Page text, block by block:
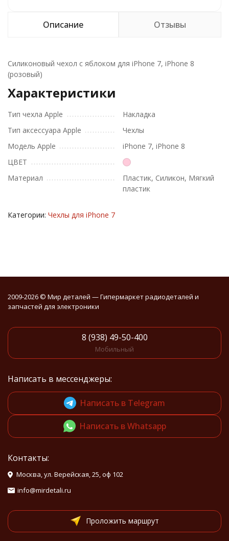
Описание Отзывы
Силиконовый чехол с яблоком для iPhone 7, iPhone 8
(розовый)
Характеристики
Тип чехла Apple
Накладка
Тип аксессуара Apple
Чехлы
Модель Apple
iPhone 7, iPhone 8
ЦВЕТ
Материал
Пластик, Силикон, Мягкий
пластик
Категории: Чехлы для iPhone 7
2009-2026 © Мир деталей — Гипермаркет радиодеталей и
запчастей для электроники
8 (938) 49-50-400
Мобильный
Написать в мессенджеры:
Написать в Telegram
Написать в Whatsapp
Контакты:
Москва, ул. Верейская, 25, оф 102
info@mirdetali.ru
Проложить маршрут